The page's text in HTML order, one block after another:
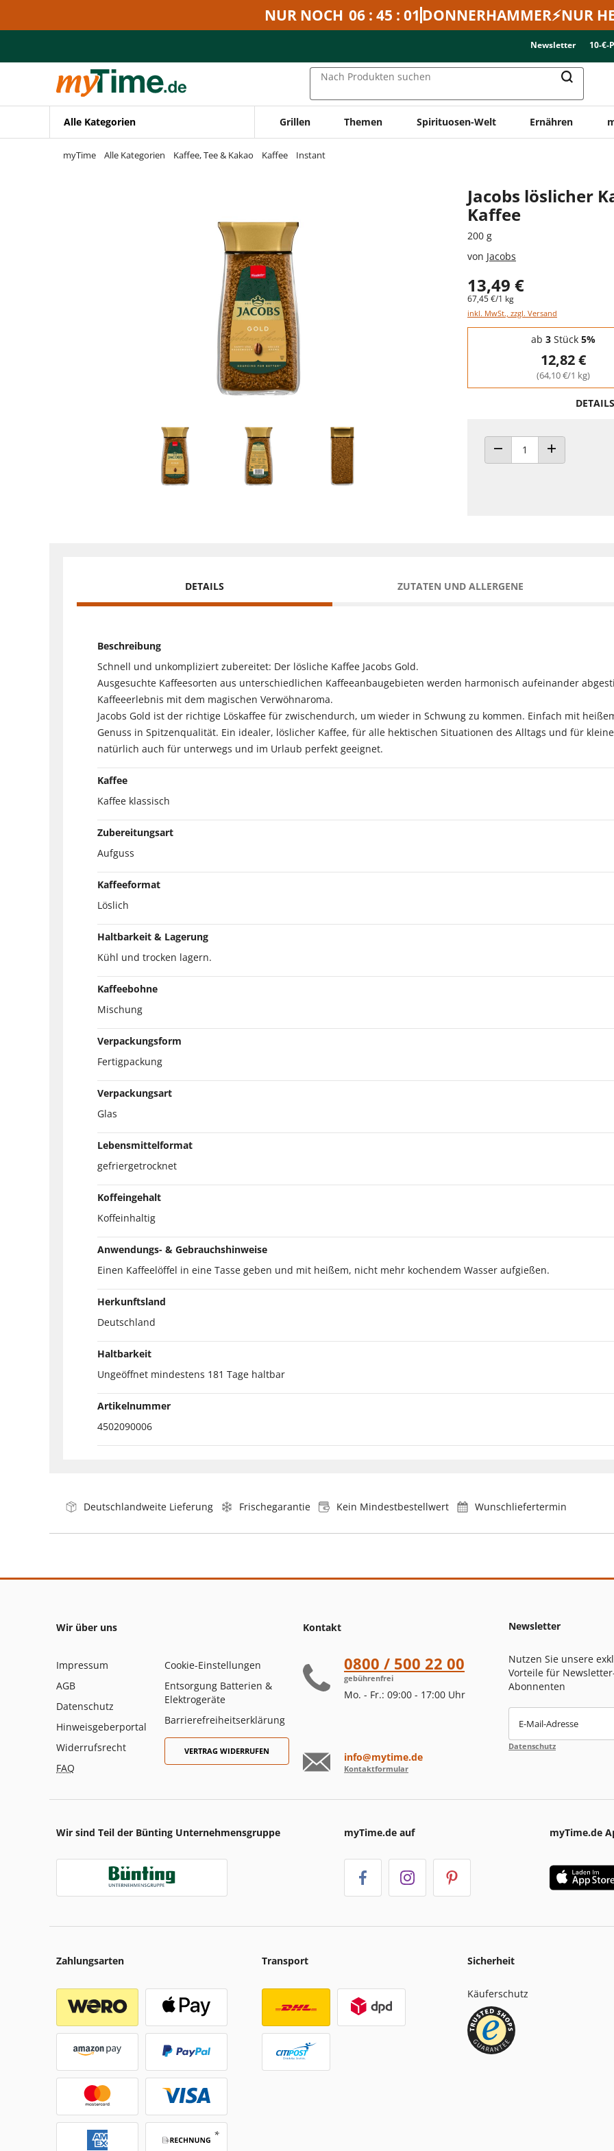
Zur Navigation springen
NUR NOCH 06 : 45 : 01 DONNERHAMMER⚡NUR
Newsletter 10-€-
Nach Produkten suchen
Alle Kategorien Grillen Themen Spirituosen-Welt Ernähren
myTime Alle Kategorien Kaffee, Tee & Kakao Kaffee Instant
Jacobs löslicher
Kaffee
200 g
von Jacobs
13,49 €
67,45 €/1 kg
inkl. MwSt., zzgl. Versand
Staffelpreise - Mengenrabatt
ab 3 Stück 5%
12,82 €
(64,10 €/1 kg)
ANZAHL VERRINGERN
ANZAHL
DETAILS ZUTATEN UND ALLERGENE
Beschreibung
Schnell und unkompliziert zubereitet: Der lösliche Kaffee Jacobs Gold.
Ausgesuchte Kaffeesorten aus unterschiedlichen Kaffeeanbaugebieten werden harmonisch aufeinander
Kaffeeerlebnis mit dem magischen Verwöhnaroma.
Jacobs Gold ist der richtige Löskaffee für zwischendurch, um wieder in Schwung zu kommen. Einfach mit
Genuss in Spitzenqualität. Ein idealer, löslicher Kaffee, für alle hektischen Situationen des Alltags und für
natürlich auch für unterwegs und im Urlaub perfekt geeignet.
Kaffee
Kaffee klassisch
Zubereitungsart
Aufguss
Kaffeeformat
Löslich
Haltbarkeit & Lagerung
Kühl und trocken lagern.
Kaffeebohne
Mischung
Verpackungsform
Fertigpackung
Verpackungsart
Glas
Lebensmittelformat
gefriergetrocknet
Koffeingehalt
Koffeinhaltig
Anwendungs- & Gebrauchshinweise
Einen Kaffeelöffel in eine Tasse geben und mit heißem, nicht mehr kochendem Wasser aufgießen.
Herkunftsland
Deutschland
Haltbarkeit
Ungeöffnet mindestens 181 Tage haltbar
Artikelnummer
4502090006
Deutschlandweite Lieferung Frischegarantie Kein Mindestbestellwert Wunschliefertermin
Wir über uns
Impressum
AGB
Datenschutz
Hinweisgeberportal
Widerrufsrecht
FAQ
Cookie-Einstellungen
Entsorgung Batterien &
Elektrogeräte
Barrierefreiheitserklärung
VERTRAG WIDERRUFEN
Kontakt
0800 / 500 22 00
gebührenfrei
Mo. - Fr.: 09:00 - 17:00 Uhr
info@mytime.de
Kontaktformular
Newsletter
Nutzen Sie unsere
Vorteile für
Abonnenten
E-Mail-Adresse
Datenschutz
Wir sind Teil der Bünting Unternehmensgruppe myTime.de auf myTime.de
Zahlungsarten Transport Sicherheit
Käuferschutz